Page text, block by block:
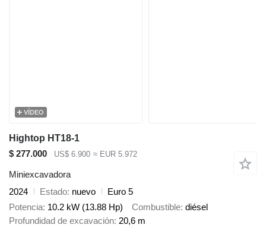
VÍDEO
Hightop HT18-1
$ 277.000
US$ 6.900 ≈ EUR 5.972
Miniexcavadora
2024
Estado nuevo
Euro 5
Potencia 10.2 kW (13.88 Hp) Combustible diésel
Profundidad de excavación 20,6 m